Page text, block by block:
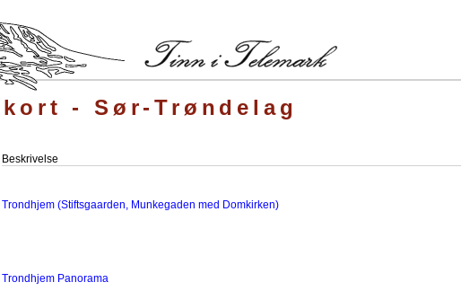
- Sør-Trøndelag
Beskrivelse
Trondhjem (Stiftsgaarden, Munkegaden med Domkirken)
Trondhjem Panorama